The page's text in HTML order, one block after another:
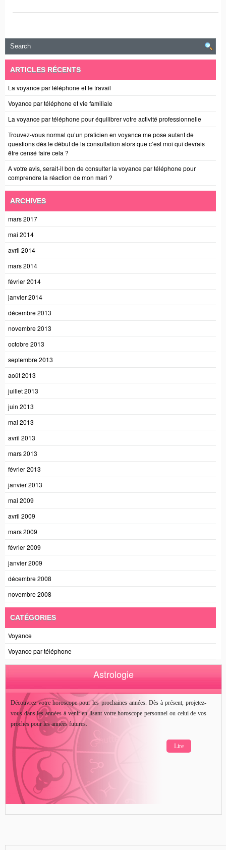
ARTICLES RÉCENTS
La voyance par téléphone et le travail
Voyance par téléphone et vie familiale
La voyance par téléphone pour équilibrer votre activité professionnelle
Trouvez-vous normal qu’un praticien en voyance me pose autant de
questions dès le début de la consultation alors que c’est moi qui devrais
être censé faire cela ?
A votre avis, serait-il bon de consulter la voyance par téléphone pour
comprendre la réaction de mon mari ?
ARCHIVES
mars 2017
mai 2014
avril 2014
mars 2014
février 2014
janvier 2014
décembre 2013
novembre 2013
octobre 2013
septembre 2013
août 2013
juillet 2013
juin 2013
mai 2013
avril 2013
mars 2013
février 2013
janvier 2013
mai 2009
avril 2009
mars 2009
février 2009
janvier 2009
décembre 2008
novembre 2008
CATÉGORIES
Voyance
Voyance par téléphone
Astrologie
Découvrez votre horoscope pour les prochaines années. Dès à présent, projetez-
vous dans les années à venir en lisant votre horoscope personnel ou celui de vos
proches pour les années futures.
Lire